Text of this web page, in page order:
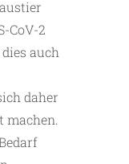
CoV-2
auch
daher